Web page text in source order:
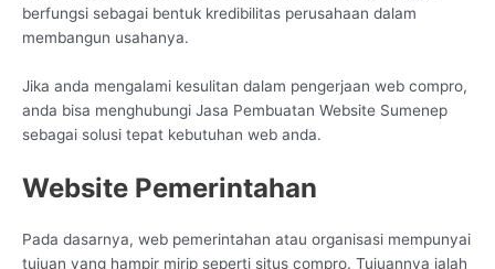
berfungsi sebagai bentuk kredibilitas perusahaan dalam
membangun usahanya.
Jika anda mengalami kesulitan dalam pengerjaan web compro,
anda bisa menghubungi Jasa Pembuatan Website Sumenep
sebagai solusi tepat kebutuhan web anda.
Website Pemerintahan
Pada dasarnya, web pemerintahan atau organisasi mempunyai
tujuan yang hampir mirip seperti situs compro. Tujuannya ialah